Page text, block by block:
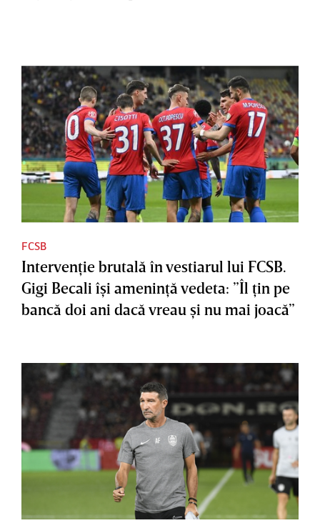
FCSB
Intervenţie brutală în vestiarul lui FCSB.
Gigi Becali îşi ameninţă vedeta: ”Îl ţin pe
bancă doi ani dacă vreau şi nu mai joacă”